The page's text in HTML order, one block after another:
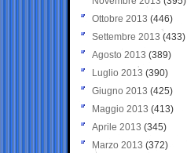
Ottobre 2013 (446)
Settembre 2013 (433)
Agosto 2013 (389)
Luglio 2013 (390)
Giugno 2013 (425)
Maggio 2013 (413)
Aprile 2013 (345)
Marzo 2013 (372)